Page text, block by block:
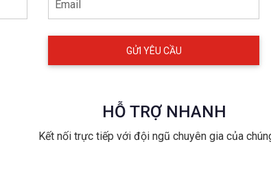
Email
HỖ TRỢ NHANH
Kết nối trực tiếp với đội ngũ chuyên gia của